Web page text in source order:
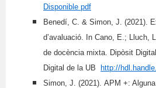
Disponible pdf
Benedí, C. & Simon, J. (2021).
d’avaluació. In Cano, E.; Lluch,
de docència mixta. Dipòsit
Digital de la UB
http://
Simon, J. (2021). APM +: